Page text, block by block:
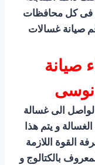
فى كل محافظات
صيانة غسالات
صيانة
الى غسالة
و يتم هذا
القوة اللازمة
بالكتالوج و